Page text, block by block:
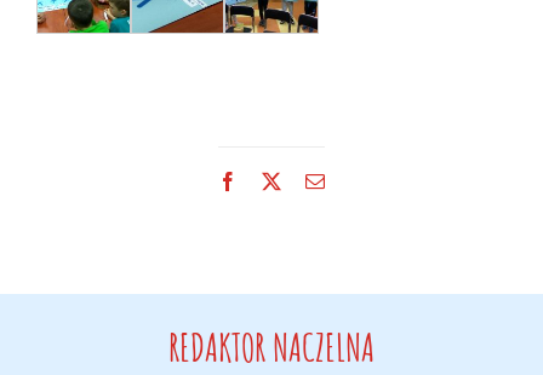
Facebook Email
REDAKTOR NACZELNA